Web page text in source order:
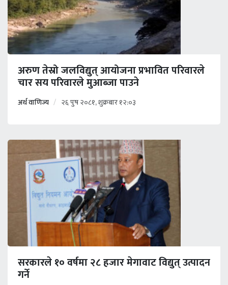
अरुण तेस्रो जलविद्युत् आयोजना प्रभावित परिवारले
चार सय परिवारले मुआब्जा पाउने
अर्थ वाणिज्य २६ पुष २०८१, शुक्रबार १२:०३
सरकारले १० वर्षमा २८ हजार मेगावाट विद्युत् उत्पादन
गर्ने